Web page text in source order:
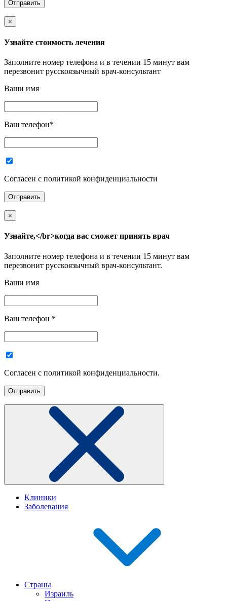
×
Узнайте стоимость лечения
Заполните номер телефона и в течении 15 минут вам
перезвонит русскоязычный врач-консультант
Ваши имя
Ваш телефон*
Согласен с политикой конфиденциальности
×
Узнайте,</br>когда вас сможет принять врач
Заполните номер телефона и в течении 15 минут вам
перезвонит русскоязычный врач-консультант.
Ваши имя
Ваш телефон *
Согласен с политикой конфиденциальности.
Клиники
Заболевания
Страны
Израиль